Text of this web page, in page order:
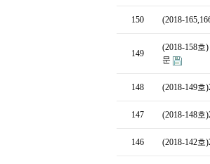
150 (2018-
149
(2018-158
문
148 (2018-149
147 (2018-148
146 (2018-142